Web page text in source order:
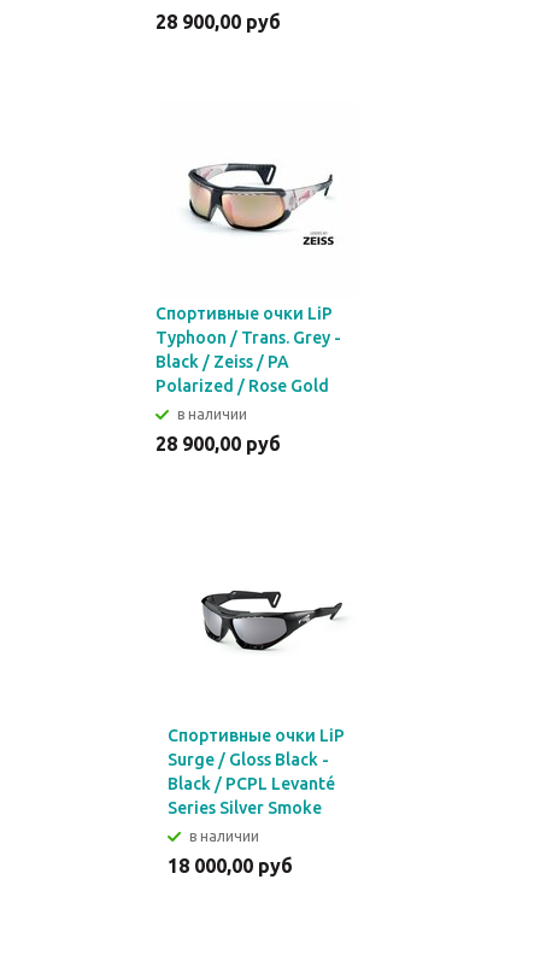
28 900,00 руб
Спортивные очки LiP
Typhoon / Trans. Grey -
Black / Zeiss / PA
Polarized / Rose Gold
в наличии
28 900,00 руб
Спортивные очки LiP
Surge / Gloss Black -
Black / PCPL Levanté
Series Silver Smoke
в наличии
18 000,00 руб